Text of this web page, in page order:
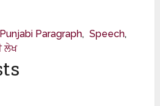
Punjabi Paragraph, Speech,
ਲੇਖ